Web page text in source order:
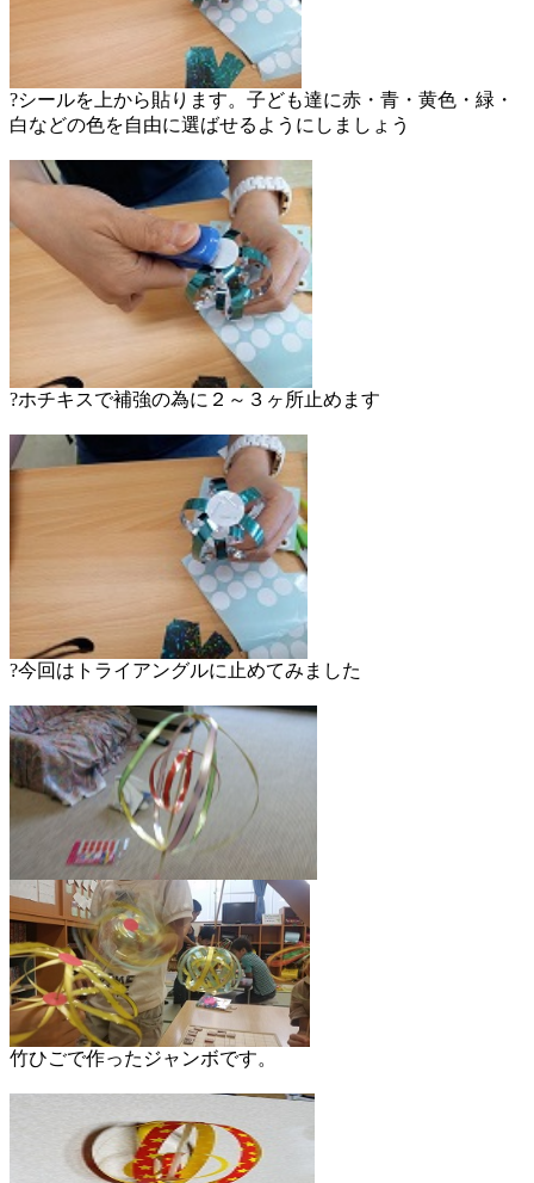
?シールを上から貼ります。子ども達に赤・青・黄色・緑・
白などの色を自由に選ばせるようにしましょう
?ホチキスで補強の為に２～３ヶ所止めます
?今回はトライアングルに止めてみました
竹ひごで作ったジャンボです。